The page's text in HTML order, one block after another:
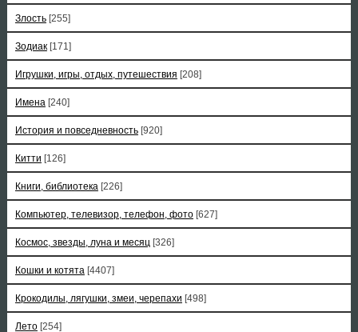
Злость [255]
Зодиак [171]
Игрушки, игры, отдых, путешествия [208]
Имена [240]
История и повседневность [920]
Китти [126]
Книги, библиотека [226]
Компьютер, телевизор, телефон, фото [627]
Космос, звезды, луна и месяц [326]
Кошки и котята [4407]
Крокодилы, лягушки, змеи, черепахи [498]
Лето [254]